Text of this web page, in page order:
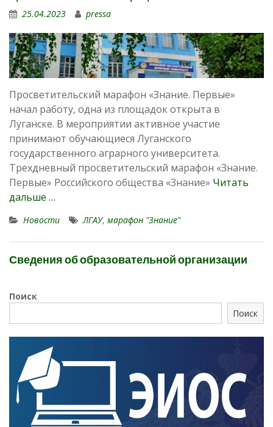
25.04.2023 pressa
Просветительский марафон «Знание. Первые»
начал работу, одна из площадок открыта в
Луганске. В мероприятии активное участие
принимают обучающиеся Луганского
государственного аграрного университета.
Трехдневный просветительский марафон «Знание.
Первые» Российского общества «Знание» Читать
дальше …
Новости ЛГАУ, марафон "Знание"
Сведения об образовательной организации
Поиск
Поиск